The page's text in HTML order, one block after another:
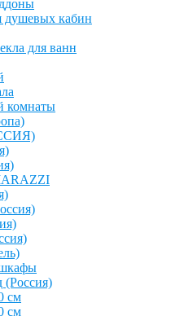
душевых кабин
для ванн
комнаты
(Россия)
см
см